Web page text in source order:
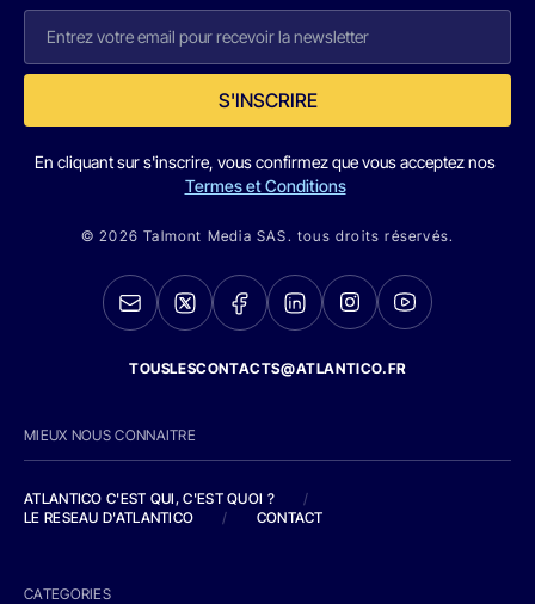
S'INSCRIRE
En cliquant sur s'inscrire, vous confirmez que vous acceptez nos
Termes et Conditions
© 2026 Talmont Media SAS. tous droits réservés.
TOUSLESCONTACTS@ATLANTICO.FR
MIEUX NOUS CONNAITRE
ATLANTICO C'EST QUI, C'EST QUOI ?
/
LE RESEAU D'ATLANTICO
/ CONTACT
CATEGORIES